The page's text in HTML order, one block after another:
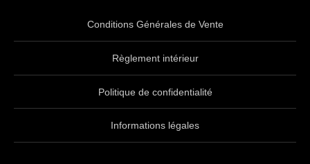
Conditions Générales de Vente
Règlement intérieur
Politique de confidentialité
Informations légales